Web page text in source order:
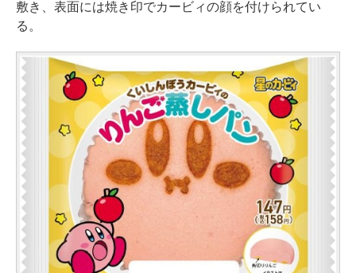
敷き、表面には焼き印でカービィの顔を付けられてい
る。